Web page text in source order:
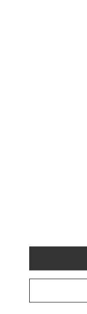
ABIERTO
SHANGHAI